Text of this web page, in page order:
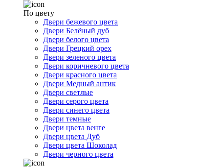
По цвету
Двери бежевого цвета
Двери Белёный дуб
Двери белого цвета
Двери Грецкий орех
Двери зеленого цвета
Двери коричневого цвета
Двери красного цвета
Двери Медный антик
Двери светлые
Двери серого цвета
Двери синего цвета
Двери темные
Двери цвета венге
Двери цвета Дуб
Двери цвета Шоколад
Двери черного цвета